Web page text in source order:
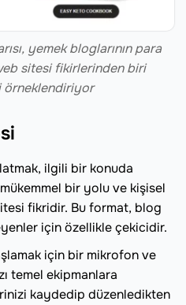
yemek bloglarının para
sitesi fikirlerinden biri
örneklendiriyor
ilgili bir konuda
mükemmel bir yolu ve kişisel
fikridir. Bu format, blog
için özellikle çekicidir.
için bir mikrofon ve
temel ekipmanlara
kaydedip düzenledikten